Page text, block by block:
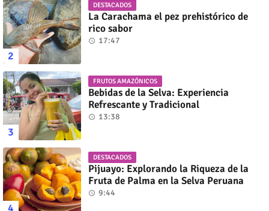
DESTACADOS
La Carachama el pez prehistórico de
rico sabor
17:47
FRUTOS AMAZÓNICOS
Bebidas de la Selva: Experiencia
Refrescante y Tradicional
13:38
DESTACADOS
Pijuayo: Explorando la Riqueza de la
Fruta de Palma en la Selva Peruana
9:44